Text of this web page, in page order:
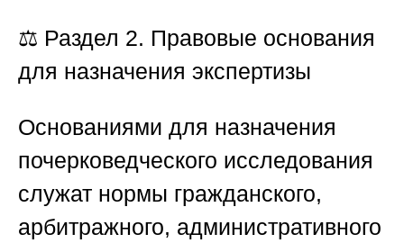
⚖️ Раздел 2. Правовые основания
для назначения экспертизы
Основаниями для назначения
почерковедческого исследования
служат нормы гражданского,
арбитражного, административного